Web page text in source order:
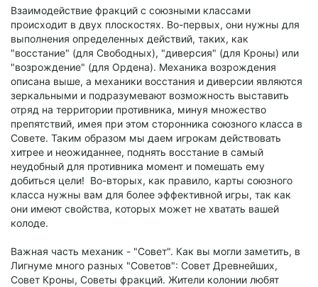
Взаимодействие фракций с союзными классами
происходит в двух плоскостях. Во-первых, они нужны для
выполнения определенных действий, таких, как
"восстание" (для Свободных), "диверсия" (для Кроны) или
"возрождение" (для Ордена). Механика возрождения
описана выше, а механики восстания и диверсии являются
зеркальными и подразумевают возможность выставить
отряд на территории противника, минуя множество
препятствий, имея при этом сторонника союзного класса в
Совете. Таким образом мы даем игрокам действовать
хитрее и неожиданнее, поднять восстание в самый
неудобный для противника момент и помешать ему
добиться цели! Во-вторых, как правило, карты союзного
класса нужны вам для более эффективной игры, так как
они имеют свойства, которых может не хватать вашей
колоде.
Важная часть механик - "Совет". Как вы могли заметить, в
Лигнуме много разных "Советов": Совет Древнейших,
Совет Кроны, Советы фракций. Жители колонии любят